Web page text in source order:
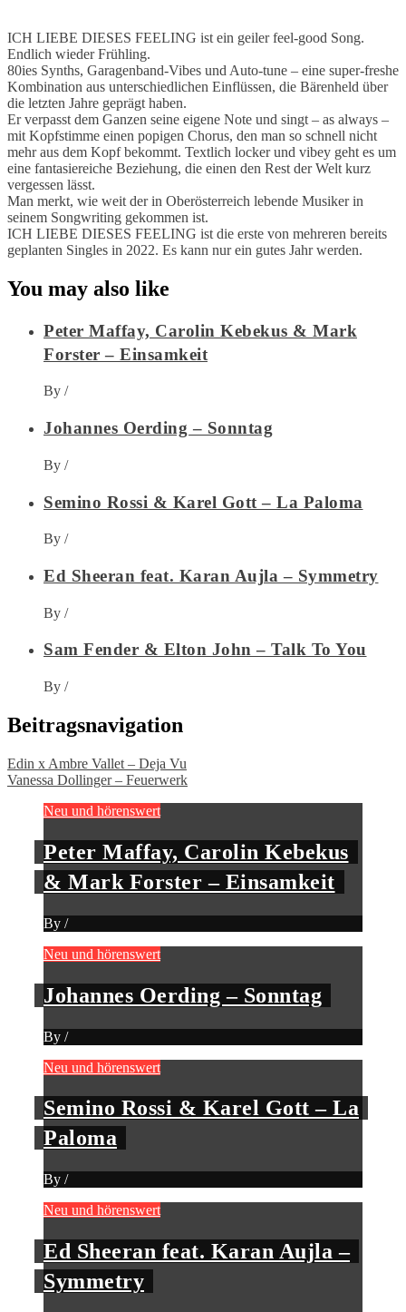
ICH LIEBE DIESES FEELING ist ein geiler feel-good Song.
Endlich wieder Frühling.
80ies Synths, Garagenband-Vibes und Auto-tune – eine super-freshe
Kombination aus unterschiedlichen Einflüssen, die Bärenheld über
die letzten Jahre geprägt haben.
Er verpasst dem Ganzen seine eigene Note und singt – as always –
mit Kopfstimme einen popigen Chorus, den man so schnell nicht
mehr aus dem Kopf bekommt. Textlich locker und vibey geht es um
eine fantasiereiche Beziehung, die einen den Rest der Welt kurz
vergessen lässt.
Man merkt, wie weit der in Oberösterreich lebende Musiker in
seinem Songwriting gekommen ist.
ICH LIEBE DIESES FEELING ist die erste von mehreren bereits
geplanten Singles in 2022. Es kann nur ein gutes Jahr werden.
You may also like
Peter Maffay, Carolin Kebekus & Mark
Forster – Einsamkeit
By /
Johannes Oerding – Sonntag
By /
Semino Rossi & Karel Gott – La Paloma
By /
Ed Sheeran feat. Karan Aujla – Symmetry
By /
Sam Fender & Elton John – Talk To You
By /
Beitragsnavigation
Edin x Ambre Vallet – Deja Vu
Vanessa Dollinger – Feuerwerk
Neu und hörenswert
Peter Maffay, Carolin Kebekus
& Mark Forster – Einsamkeit
By /
Neu und hörenswert
Johannes Oerding – Sonntag
By /
Neu und hörenswert
Semino Rossi & Karel Gott – La
Paloma
By /
Neu und hörenswert
Ed Sheeran feat. Karan Aujla –
Symmetry